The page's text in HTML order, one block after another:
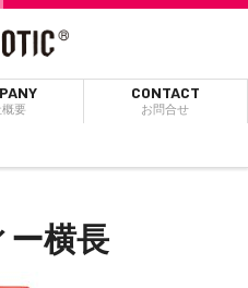
要
CONTACT
お問合せ
ー横長